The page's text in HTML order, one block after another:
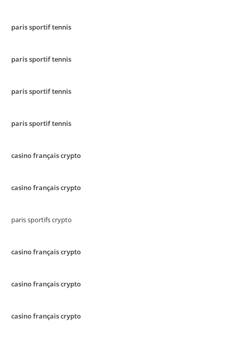
paris sportif tennis
paris sportif tennis
paris sportif tennis
paris sportif tennis
casino français crypto
casino français crypto
paris sportifs crypto
casino français crypto
casino français crypto
casino français crypto